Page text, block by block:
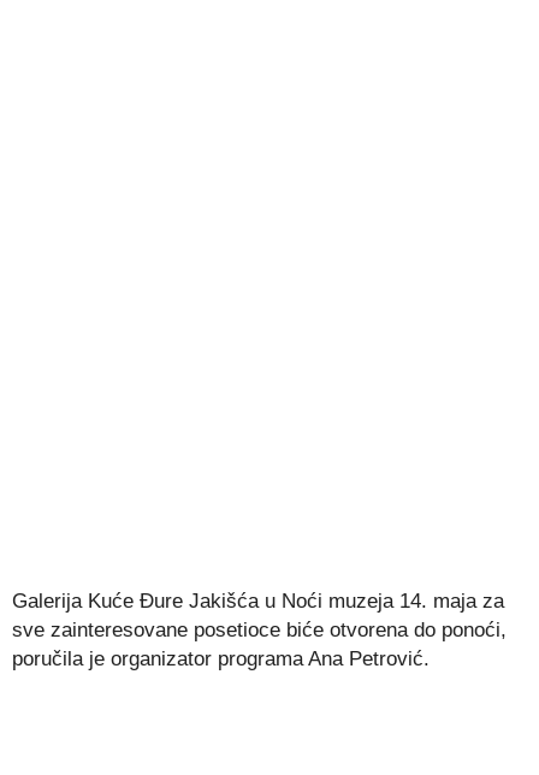
Galerija Kuće Đure Jakišća u Noći muzeja 14. maja za
sve zainteresovane posetioce biće otvorena do ponoći,
poručila je organizator programa Ana Petrović.